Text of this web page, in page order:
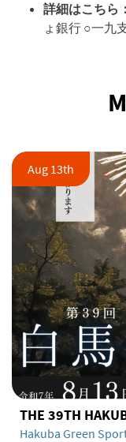
詳細はこちら：
ょ銀行 ○一九
Aug 13th
THE 39TH
Hakuba Green